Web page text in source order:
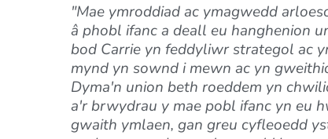
"Mae ymroddiad ac ymagwedd
â phobl ifanc a deall eu hanghenion
bod Carrie yn feddyliwr strategol ac
mynd yn sownd i mewn ac yn
Dyma'n union beth roeddem yn
a'r brwydrau y mae pobl ifanc yn eu
gwaith ymlaen, gan greu cyfleoedd